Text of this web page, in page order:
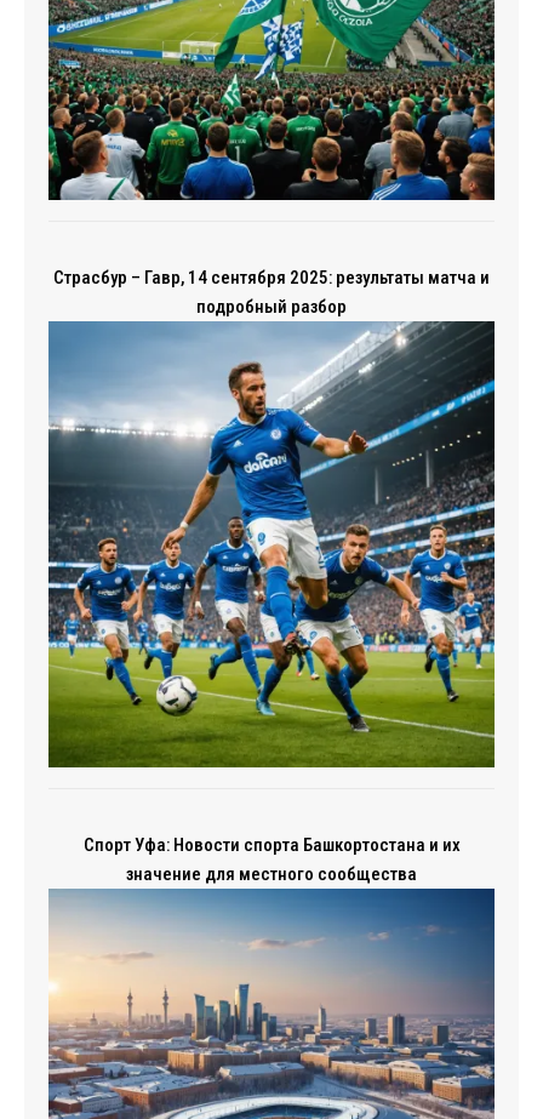
Страсбур – Гавр, 14 сентября 2025: результаты матча и
подробный разбор
Спорт Уфа: Новости спорта Башкортостана и их
значение для местного сообщества